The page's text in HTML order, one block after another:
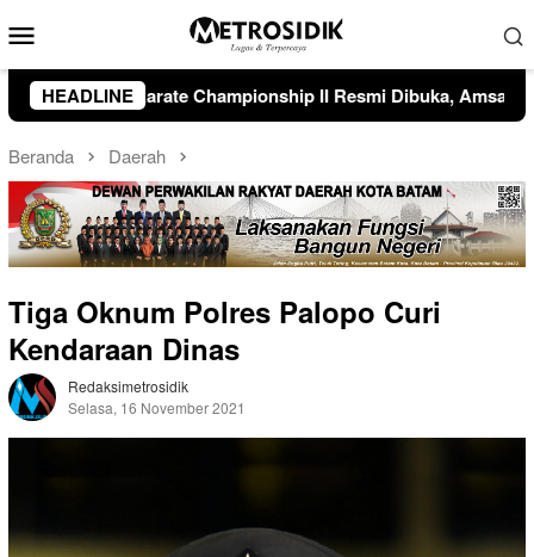
ke
kontenMobile
HEADLINE
Dibuka, Amsakar Dorong Lahirnya Atlet Kelas Dunia
Beranda Daerah
Tiga Oknum Polres Palopo Curi
Kendaraan Dinas
Redaksimetrosidik
Selasa, 16 November 2021